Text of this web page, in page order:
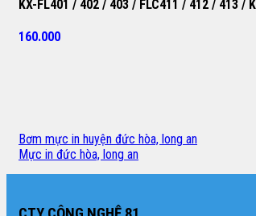
KX-FL401 / 402 / 403 / FLC411 / 412 / 413 /
160.000
Bơm mực in huyện đức hòa, long an
Mực in đức hòa, long an